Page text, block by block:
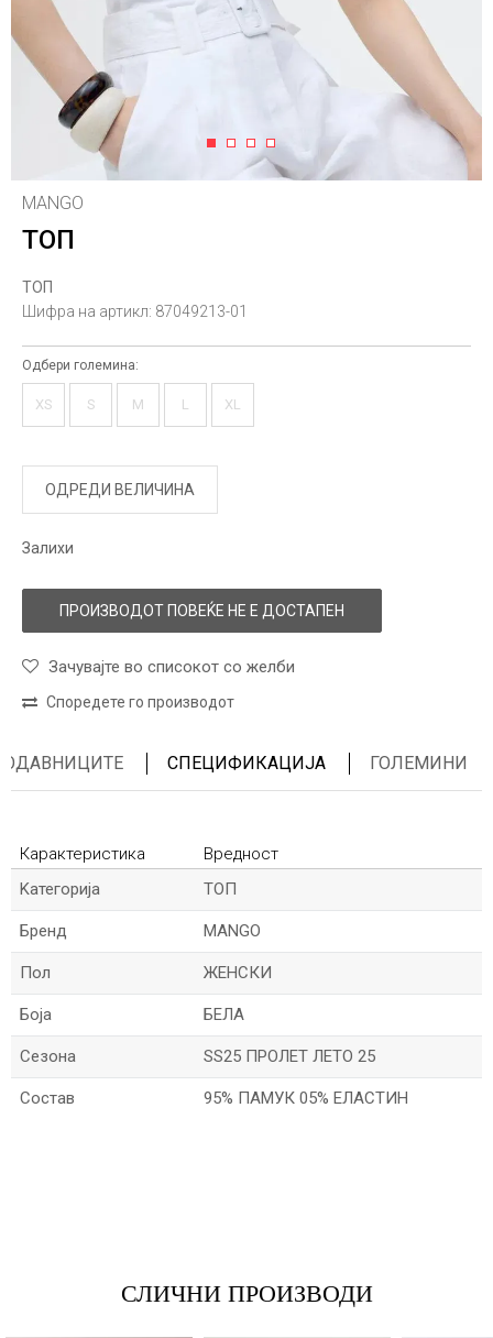
1 2 3 4
MANGO
ТОП
ТОП
Шифра на артикл: 87049213-01
Одбери големина:
XS S M L XL
ОДРЕДИ ВЕЛИЧИНА
Залихи
ПРОИЗВОДОТ ПОВЕЌЕ НЕ Е ДОСТАПЕН
Зачувајте во списокот со желби
Споредете го производот
СПЕЦИФИКАЦИЈА ГОЛЕМИНИ
Карактеристика
Вредност
Kатегорија
ТОП
Бренд MANGO
Пол ЖЕНСКИ
Боја БЕЛА
Сезона SS25 ПРОЛЕТ ЛЕТО 25
Состав 95% ПАМУК 05% ЕЛАСТИН
СЛИЧНИ ПРОИЗВОДИ